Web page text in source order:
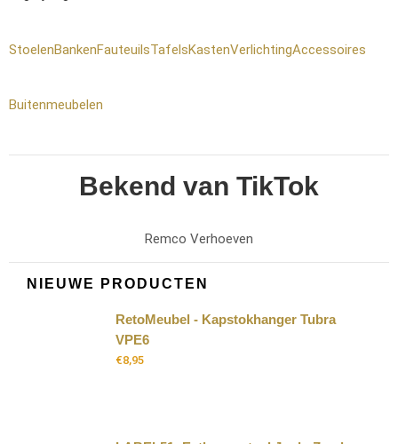
StoelenBankenFauteuilsTafelsKastenVerlichtingAccessoires
Buitenmeubelen
Bekend van TikTok
Remco Verhoeven
NIEUWE PRODUCTEN
RetoMeubel - Kapstokhanger Tubra
VPE6
€8,95